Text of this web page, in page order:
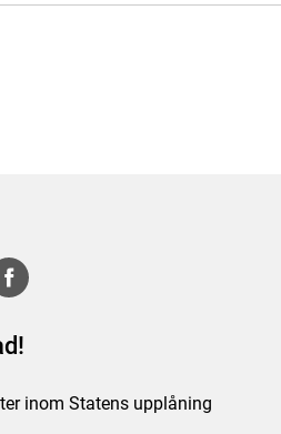
inom Statens upplåning